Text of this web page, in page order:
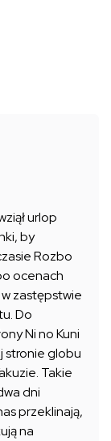
urlop
by
Rozbo
ocenach
zastępstwie
Do
Ni no Kuni
stronie globu
Takie
dni
przeklinają,
na